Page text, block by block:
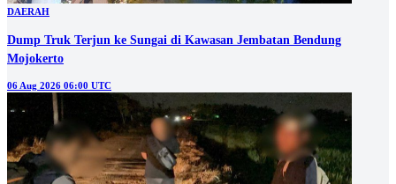
DAERAH
Dump Truk Terjun ke Sungai di Kawasan Jembatan Bendung
Mojokerto
06 Aug 2026 06:00 UTC